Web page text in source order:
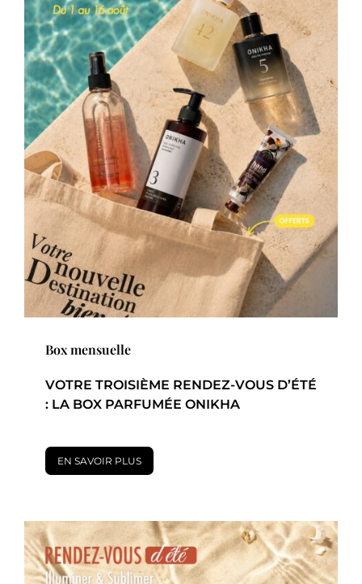
Box mensuelle
VOTRE TROISIÈME RENDEZ-VOUS D’ÉTÉ
: LA BOX PARFUMÉE ONIKHA
EN SAVOIR PLUS